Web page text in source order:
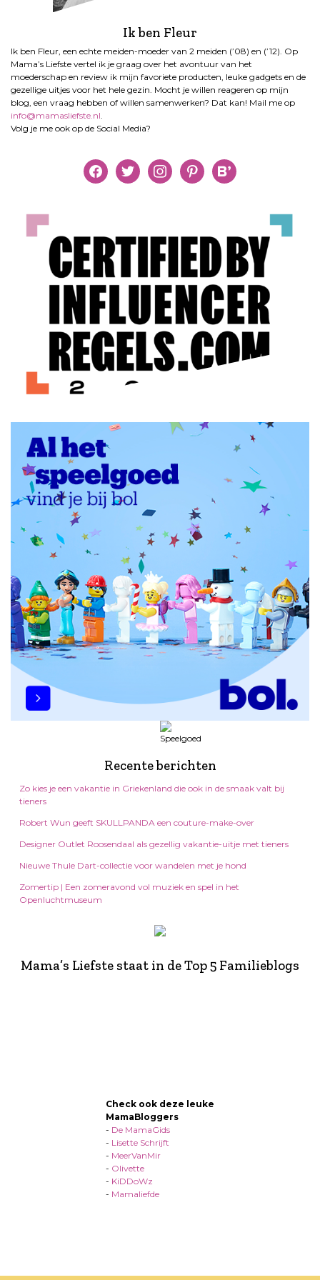
Ik ben Fleur
Ik ben Fleur, een echte meiden-moeder van 2 meiden (’08) en (’12). Op
Mama’s Liefste vertel ik je graag over het avontuur van het
moederschap en review ik mijn favoriete producten, leuke gadgets en de
gezellige uitjes voor het hele gezin. Mocht je willen reageren op mijn
blog, een vraag hebben of willen samenwerken? Dat kan! Mail me op
info@mamasliefste.nl.
Volg je me ook op de Social Media?
facebooktwitter instagrampinterestbloglovin
Recente berichten
Zo kies je een vakantie in Griekenland die ook in de smaak valt bij
tieners
Robert Wun geeft SKULLPANDA een couture-make-over
Designer Outlet Roosendaal als gezellig vakantie-uitje met tieners
Nieuwe Thule Dart-collectie voor wandelen met je hond
Zomertip | Een zomeravond vol muziek en spel in het
Openluchtmuseum
Mama’s Liefste staat in de Top 5 Familieblogs
Check ook deze leuke
MamaBloggers
- De MamaGids
- Lisette Schrijft
- MeerVanMir
- Olivette
- KiDDoWz
- Mamaliefde